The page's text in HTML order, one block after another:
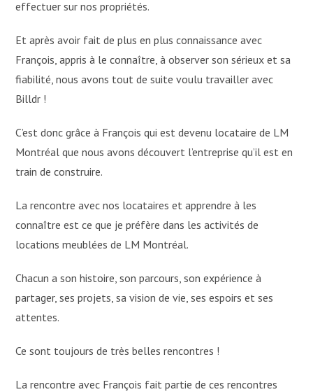
effectuer sur nos propriétés.
Et après avoir fait de plus en plus connaissance avec
François, appris à le connaître, à observer son sérieux et sa
fiabilité, nous avons tout de suite voulu travailler avec
Billdr !
C’est donc grâce à François qui est devenu locataire de LM
Montréal que nous avons découvert l’entreprise qu’il est en
train de construire.
La rencontre avec nos locataires et apprendre à les
connaître est ce que je préfère dans les activités de
locations meublées de LM Montréal.
Chacun a son histoire, son parcours, son expérience à
partager, ses projets, sa vision de vie, ses espoirs et ses
attentes.
Ce sont toujours de très belles rencontres !
La rencontre avec François fait partie de ces rencontres